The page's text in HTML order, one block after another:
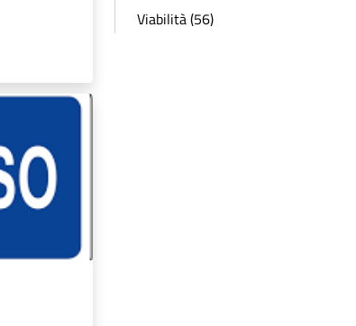
Viabilità (56)